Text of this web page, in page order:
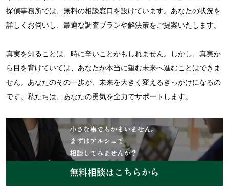
探偵事務所では、無料の相談窓口を設けています。あなたの状況を
詳しくお伺いし、最適な調査プランや解決策をご提案いたします。
真実を知ることは、時に辛いことかもしれません。しかし、真実か
ら目を背けていては、あなたが本当に望む未来へ進むことはできま
せん。あなたのその一歩が、未来を大きく変えるきっかけになるの
です。私たちは、あなたの勇気を全力でサポートします。